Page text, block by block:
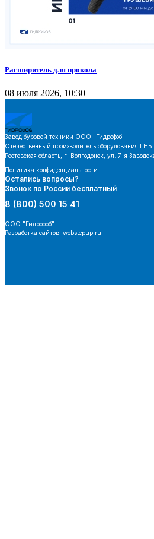
Расширитель для прокола
08 июля 2026, 10:30
Завод буровой техники ООО "Гидрофоб"
Отечественный производитель оборудования ГНБ
Ростовская область, г. Волгодонск, ул. 7-я
Политика конфиденциальности
Остались вопросы?
Звонок по России бесплатный
8 (800) 500 15 41
ООО "Гидрофоб"
Разработка сайтов: webstepup.ru